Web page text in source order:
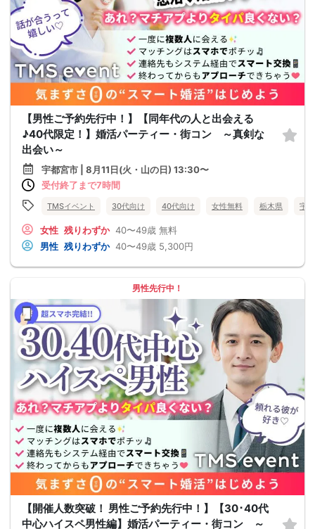
【男性ご予約先行中！】【同年代の人と出会える
♪40代限定！】婚活パーティー・街コン ～真剣な
出会い～
宇都宮市 | 8月11日(火・山の日) 13:30〜
受付終了まで7時間
TMSイベント 30代向け 40代向け 女性無料 栃木県 宇
女性 残りわずか 40〜49歳 無料
男性 残りわずか 40〜49歳 5,300円
男性先行中！
【開催人数突破！ 男性ご予約先行中！】【30･40代
中心ハイスペ男性編】婚活パーティー・街コン ～